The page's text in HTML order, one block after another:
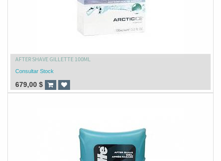
AFTER SHAVE GILLETTE 100ML
Consultar Stock
679,00 $